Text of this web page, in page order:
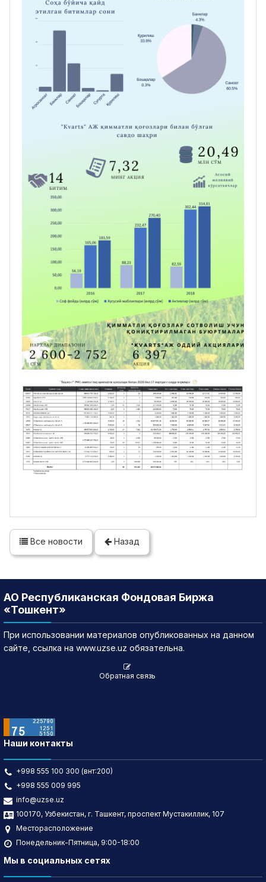
Все новости Назад
АО Республиканская Фондовая Биржа
«Тошкент»
При использовании материалов опубликованных на данном
сайте, ссылка на www.uzse.uz обязательна.
Обратная связь
Наши контакты
+998 555 100 300 (внт:200)
+998 555 009 995
info@uzse.uz
100170, Узбекистан, г. Ташкент, проспект Мустакиллик, 107
Месторасположение
Понедельник-Пятница, 9:00-18:00
Мы в социальных сетях